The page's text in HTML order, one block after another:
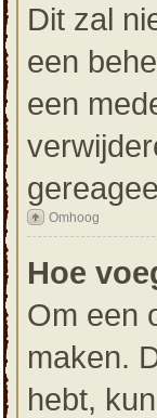
Dit zal
een
een
Omhoog
Hoe
Om een
maken.
hebt,